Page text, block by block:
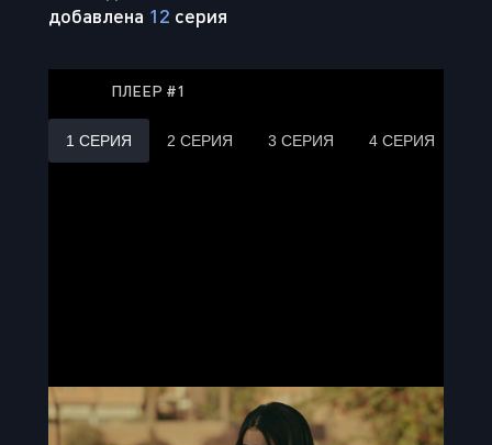
добавлена 12 серия
ПЛЕЕР #1